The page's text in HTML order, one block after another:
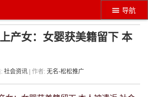
导航
产女：女婴获美籍留下 本
:社会资讯 | 作者:无名-松松推广